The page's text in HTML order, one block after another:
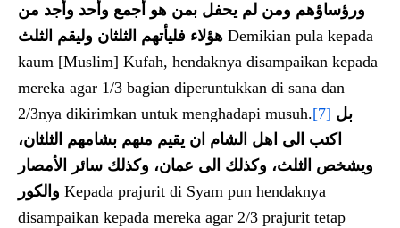
ورؤساؤهم ومن لم يحفل بمن هو أجمع وأحد وأجد من
هؤلاء فليأتهم الثلثان وليقم الثلث Demikian pula kepada
kaum [Muslim] Kufah, hendaknya disampaikan kepada
mereka agar 1/3 bagian diperuntukkan di sana dan
2/3nya dikirimkan untuk menghadapi musuh.[7] بل
اكتب الى اهل الشام ان يقيم منهم بشامهم الثلثان،
ويشخص الثلث، وكذلك الى عمان، وكذلك سائر الأمصار
والكور Kepada prajurit di Syam pun hendaknya
disampaikan kepada mereka agar 2/3 prajurit tetap